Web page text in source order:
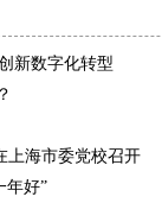
新数字化转型
上海市委党校召开
年好”